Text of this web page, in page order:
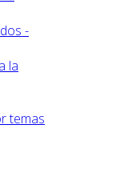
-
la
temas